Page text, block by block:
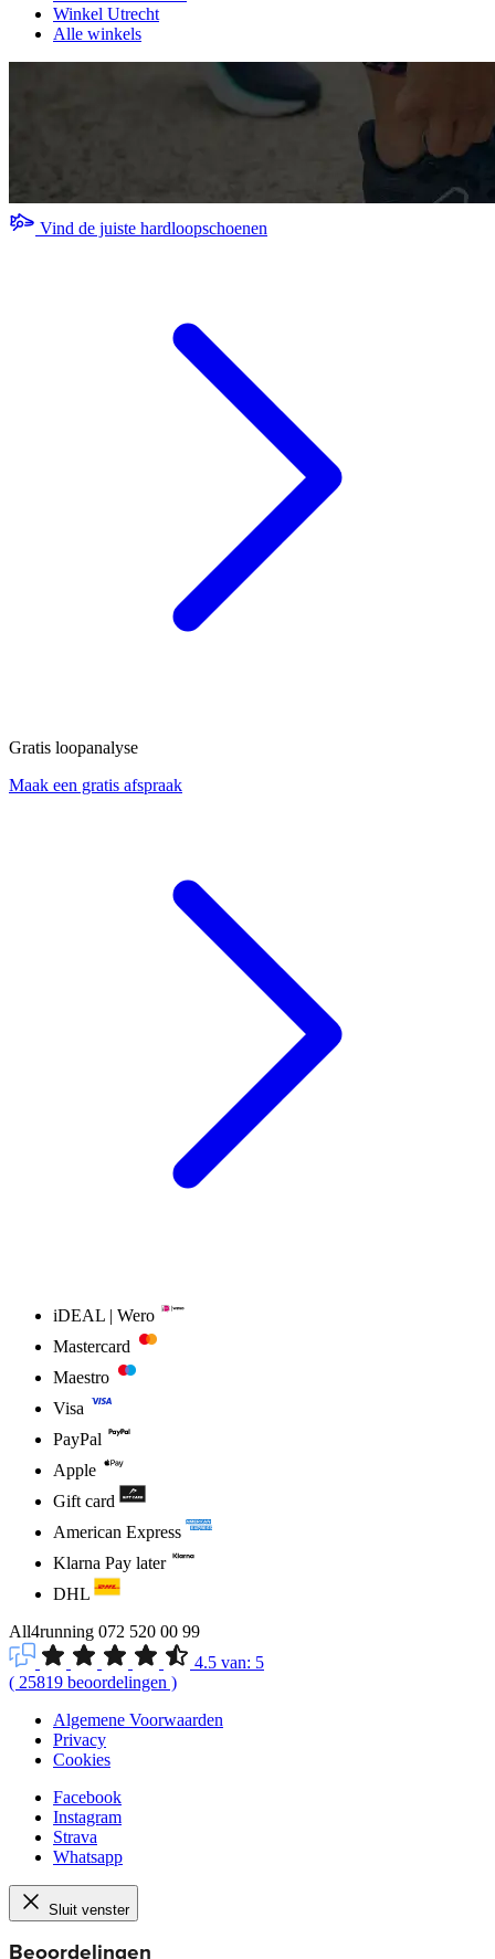
Winkel Utrecht
Alle winkels
Vind de juiste hardloopschoenen
Gratis loopanalyse
Maak een gratis afspraak
iDEAL | Wero
Mastercard
Maestro
Visa
PayPal
Apple
Gift card
American Express
Klarna Pay later
DHL
All4running 072 520 00 99
4.5 van: 5
( 25819 beoordelingen )
Algemene Voorwaarden
Privacy
Cookies
Facebook
Instagram
Strava
Whatsapp
Sluit venster